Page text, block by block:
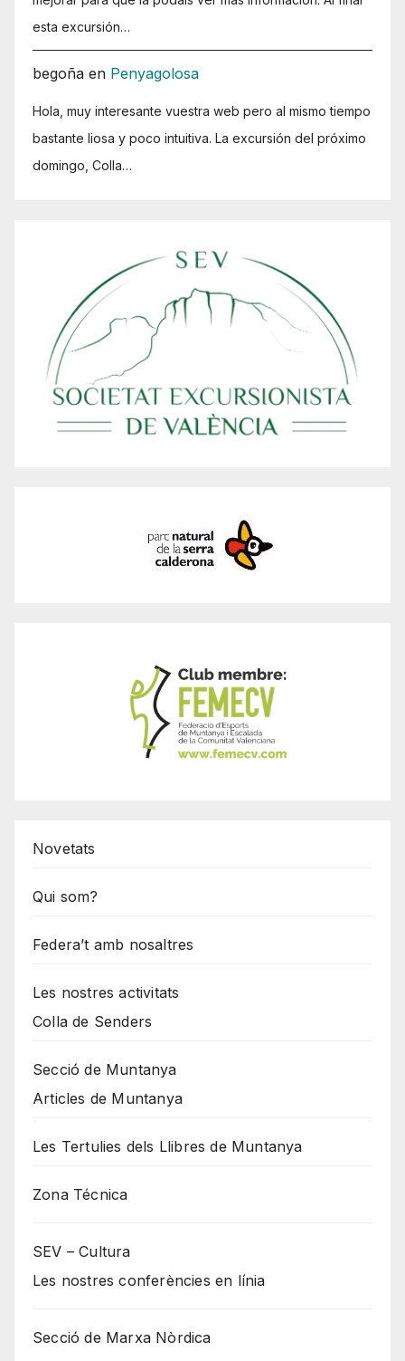
esta excursión…
begoña en Penyagolosa
Hola, muy interesante vuestra web pero al mismo tiempo
bastante liosa y poco intuitiva. La excursión del próximo
domingo, Colla…
Novetats
Qui som?
Federa’t amb nosaltres
Les nostres activitats
Colla de Senders
Secció de Muntanya
Articles de Muntanya
Les Tertulies dels Llibres de Muntanya
Zona Técnica
SEV – Cultura
Les nostres conferències en línia
Secció de Marxa Nòrdica